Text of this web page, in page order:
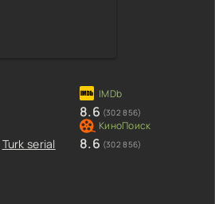
Turk serial
8.6 (302 856)
8.6 (302 856)